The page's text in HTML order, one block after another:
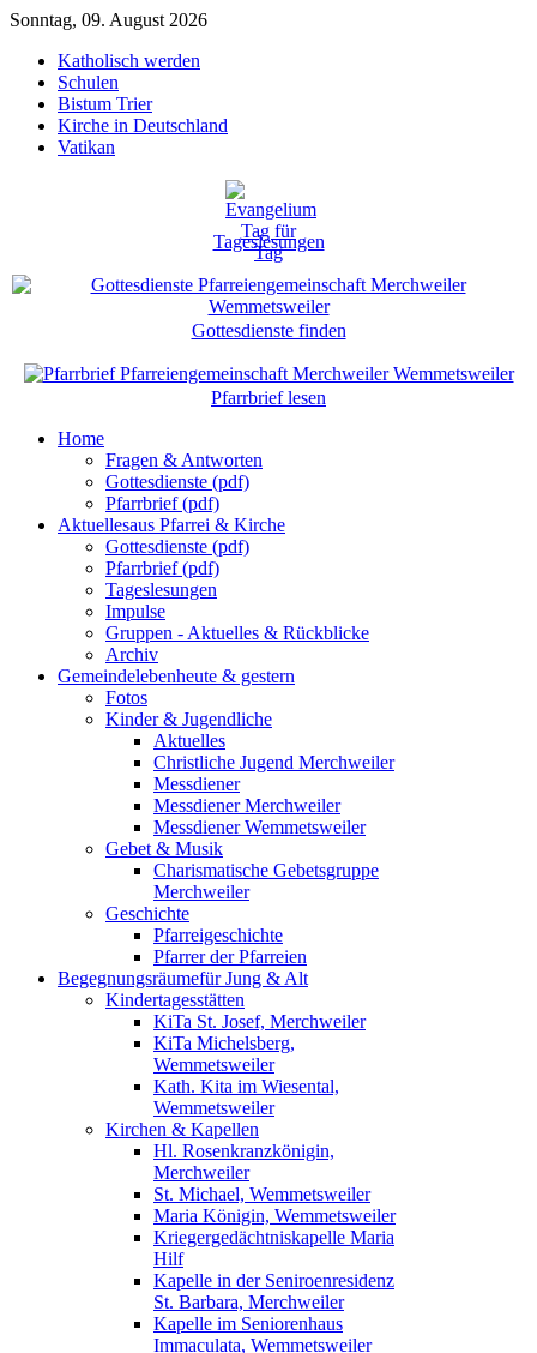
Sonntag, 09. August 2026
Katholisch werden
Schulen
Bistum Trier
Kirche in Deutschland
Vatikan
Tageslesungen
Gottesdienste finden
Pfarrbrief lesen
Home
Fragen & Antworten
Gottesdienste (pdf)
Pfarrbrief (pdf)
Aktuellesaus Pfarrei & Kirche
Gottesdienste (pdf)
Pfarrbrief (pdf)
Tageslesungen
Impulse
Gruppen - Aktuelles & Rückblicke
Archiv
Gemeindelebenheute & gestern
Fotos
Kinder & Jugendliche
Aktuelles
Christliche Jugend Merchweiler
Messdiener
Messdiener Merchweiler
Messdiener Wemmetsweiler
Gebet & Musik
Charismatische Gebetsgruppe
Merchweiler
Geschichte
Pfarreigeschichte
Pfarrer der Pfarreien
Begegnungsräumefür Jung & Alt
Kindertagesstätten
KiTa St. Josef, Merchweiler
KiTa Michelsberg,
Wemmetsweiler
Kath. Kita im Wiesental,
Wemmetsweiler
Kirchen & Kapellen
Hl. Rosenkranzkönigin,
Merchweiler
St. Michael, Wemmetsweiler
Maria Königin, Wemmetsweiler
Kriegergedächtniskapelle Maria
Hilf
Kapelle in der Seniroenresidenz
St. Barbara, Merchweiler
Kapelle im Seniorenhaus
Immaculata, Wemmetsweiler